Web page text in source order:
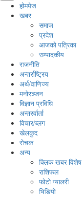
होमपेज
खबर
समाज
प्रदेश
आजको पत्रिका
सम्पादकीय
राजनीति
अन्तर्राष्ट्रिय
अर्थ/वाणिज्य
मनाेरञ्जन
विज्ञान प्रविधि
अन्तरर्वार्ता
विचार/ब्लग
खेलकुद
रोचक
अन्य
क्लिक खबर विशेष
राशिफल
फोटो ग्यालरी
भिडियो